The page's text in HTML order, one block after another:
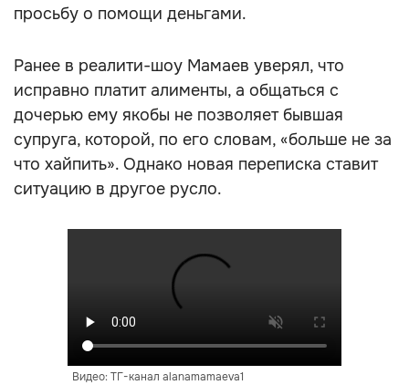
просьбу о помощи деньгами.
Ранее в реалити-шоу Мамаев уверял, что
исправно платит алименты, а общаться с
дочерью ему якобы не позволяет бывшая
супруга, которой, по его словам, «больше не за
что хайпить». Однако новая переписка ставит
ситуацию в другое русло.
Видео: ТГ-канал alanamamaeva1